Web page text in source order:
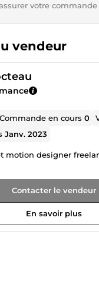
votre
vendeur
Commande en cours0
Janv. 2023
motion designer
Contacter le vendeur
En savoir plus